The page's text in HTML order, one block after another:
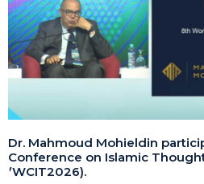
Dr. Mahmoud Mohieldin
Conference on Islamic
(WCIT2026).